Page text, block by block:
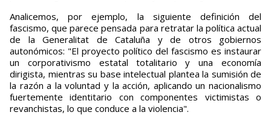
Analicemos, por ejemplo, la siguiente definición del
fascismo, que parece pensada para retratar la política actual
de la Generalitat de Cataluña y de otros gobiernos
autonómicos: "El proyecto político del fascismo es instaurar
un corporativismo estatal totalitario y una economía
dirigista, mientras su base intelectual plantea la sumisión de
la razón a la voluntad y la acción, aplicando un nacionalismo
fuertemente identitario con componentes victimistas o
revanchistas, lo que conduce a la violencia".